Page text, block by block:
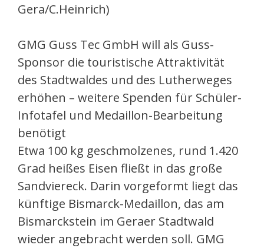
Gera/C.Heinrich)
GMG Guss Tec GmbH will als Guss-
Sponsor die touristische Attraktivität
des Stadtwaldes und des Lutherweges
erhöhen – weitere Spenden für Schüler-
Infotafel und Medaillon-Bearbeitung
benötigt
Etwa 100 kg geschmolzenes, rund 1.420
Grad heißes Eisen fließt in das große
Sandviereck. Darin vorgeformt liegt das
künftige Bismarck-Medaillon, das am
Bismarckstein im Geraer Stadtwald
wieder angebracht werden soll. GMG